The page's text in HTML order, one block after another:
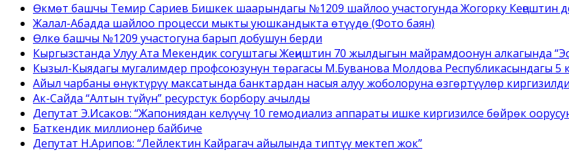
Өкмөт башчы Темир Сариев Бишкек шаарындагы №1209 шайлоо участогунда Жогорку Кеңештин
Жалал-Абадда шайлоо процесси мыкты уюшкандыкта өтүүдө (Фото баян)
Өлкө башчы №1209 участогуна барып добушун берди
Кыргызстанда Улуу Ата Мекендик согуштагы Жеңиштин 70 жылдыгын майрамдоонун алкагында
Кызыл-Кыядагы мугалимдер профсоюзунун төрагасы М.Буванова Молдова Республикасындагы 5
Айыл чарбаны өнүктүрүү максатында банктардан насыя алуу жоболоруна өзгөртүүлөр киргизилди
Ак-Сайда “Алтын түйүн” ресурстук борбору ачылды
Депутат Э.Исаков: “Жапониядан келүүчү 10 гемодиализ аппараты ишке киргизилсе бөйрөк
Баткендик миллионер байбиче
Депутат Н.Арипов: “Лейлектин Кайрагач айылында типтүү мектеп жок”